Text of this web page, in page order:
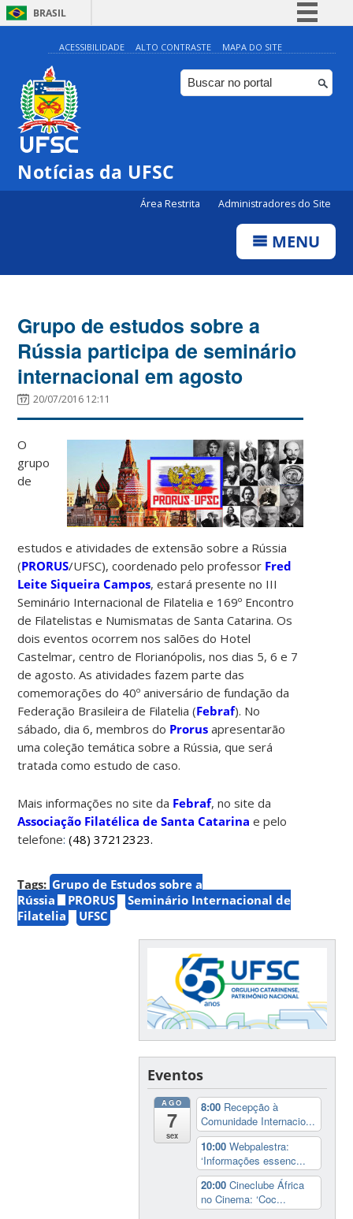
BRASIL
Simplifique!
Comunica BR
Participe
ACESSIBILIDADE ALTO CONTRASTE MAPA DO SITE
Notícias da UFSC
Área Restrita Administradores do Site
MENU
Grupo de estudos sobre a
Rússia participa de seminário
internacional em agosto
20/07/2016 12:11
O
grupo
de
estudos e atividades de extensão sobre a Rússia
(PRORUS/UFSC), coordenado pelo professor Fred
Leite Siqueira Campos, estará presente no III
Seminário Internacional de Filatelia e 169º Encontro
de Filatelistas e Numismatas de Santa Catarina. Os
dois eventos ocorrem nos salões do Hotel
Castelmar, centro de Florianópolis, nos dias 5, 6 e 7
de agosto. As atividades fazem parte das
comemorações do 40º aniversário de fundação da
Federação Brasileira de Filatelia (Febraf). No
sábado, dia 6, membros do Prorus apresentarão
uma coleção temática sobre a Rússia, que será
tratada como estudo de caso.
Mais informações no site da Febraf, no site da
Associação Filatélica de Santa Catarina e pelo
telefone: (48) 37212323.
Tags: Grupo de Estudos sobre a
Rússia
PRORUS
Seminário Internacional de
Filatelia
UFSC
Eventos
AGO
7
sex
8:00 Recepção à
Comunidade Internacio...
10:00Webpalestra:
‘Informações essenc...
20:00Cineclube África
no Cinema: ‘Coc...